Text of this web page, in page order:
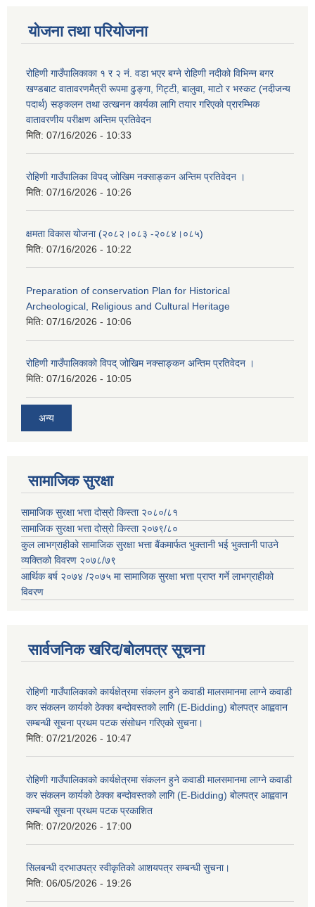
योजना तथा परियोजना
रोहिणी गाउँपालिकाका १ र २ नं. वडा भएर बग्ने रोहिणी नदीको विभिन्न बगर
खण्डबाट वातावरणमैत्री रूपमा ढुङ्गा, गिट्टी, बालुवा, माटो र भस्कट (नदीजन्य
पदार्थ) सङ्कलन तथा उत्खनन कार्यका लागि तयार गरिएको प्रारम्भिक
वातावरणीय परीक्षण अन्तिम प्रतिवेदन
मिति: 07/16/2026 - 10:33
रोहिणी गाउँपालिका विपद् जोखिम नक्साङ्कन अन्तिम प्रतिवेदन ।
मिति: 07/16/2026 - 10:26
क्षमता विकास योजना (२०८२।०८३‍ -२०८४।०८५)
मिति: 07/16/2026 - 10:22
Preparation of conservation Plan for Historical
Archeological, Religious and Cultural Heritage
मिति: 07/16/2026 - 10:06
रोहिणी गाउँपालिकाको विपद् जोखिम नक्साङ्कन अन्तिम प्रतिवेदन ।
मिति: 07/16/2026 - 10:05
अन्य
सामाजिक सुरक्षा
सामाजिक सुरक्षा भत्ता दोस्रो किस्ता २०८०/८१
सामाजिक सुरक्षा भत्ता दोस्रो किस्ता २०७९/८०
कुल लाभग्राहीको सामाजिक सुरक्षा भत्ता बैंकमार्फत भुक्तानी भई भुक्तानी पाउने
व्यक्तिको विवरण २०७८/७९
आर्थिक बर्ष २०७४ /२०७५ मा सामाजिक सुरक्षा भत्ता प्राप्त गर्ने लाभग्राहीको
विवरण
सार्वजनिक खरिद/बोलपत्र सूचना
रोहिणी गाउँपालिकाको कार्यक्षेत्रमा संकलन हुने कवाडी मालसमानमा लाग्ने कवाडी
कर संकलन कार्यको ठेक्का बन्दोवस्तको लागि (E-Bidding) बोलपत्र आह्ववान
सम्बन्धी सूचना प्रथम पटक संसोधन गरिएको सुचना।
मिति: 07/21/2026 - 10:47
रोहिणी गाउँपालिकाको कार्यक्षेत्रमा संकलन हुने कवाडी मालसमानमा लाग्ने कवाडी
कर संकलन कार्यको ठेक्का बन्दोवस्तको लागि (E-Bidding) बोलपत्र आह्ववान
सम्बन्धी सूचना प्रथम पटक प्रकाशित
मिति: 07/20/2026 - 17:00
सिलबन्धी दरभाउपत्र स्वीकृतिको आशयपत्र सम्बन्धी सुचना।
मिति: 06/05/2026 - 19:26